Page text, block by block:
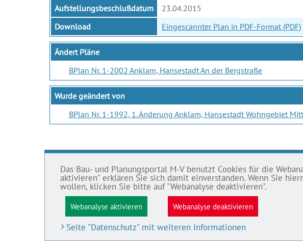
Das Bau- und Planungsportal M-V benutzt Cookies für die
aktivieren" erklären Sie sich damit einverstanden. Wenn Sie
wollen, klicken Sie bitte auf "Webanalyse deaktivieren".
Webanalyse aktivieren Webanalyse deaktivieren
Seite "Datenschutz" mit weiteren Informationen
Aufstellungsbeschlußdatum
23.04.2015
Download
Eingescannter Plan in PDF-Format (PDF)
Ändert Pläne
BPlan Nr. 1-2002 Anklam, Hansestadt An der Bergstraße
Wurde geändert von
BPlan Nr. 1-1992, 1. Änderung Anklam, Hansestadt Wohngebiet
BAU- UND
PLANUNGSPORTAL M-V
Bauleitpläne und Satzungen
Pläne in Aufstellung
IMPRESSUM
Datenschutz
Impressum